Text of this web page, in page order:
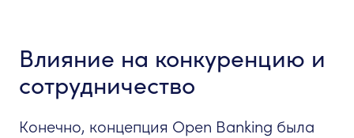
Влияние на конкуренцию и
сотрудничество
Конечно, концепция Open Banking была